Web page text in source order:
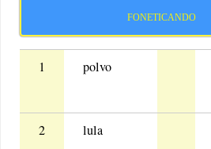
FONETICANDO
1 polvo
2 lula